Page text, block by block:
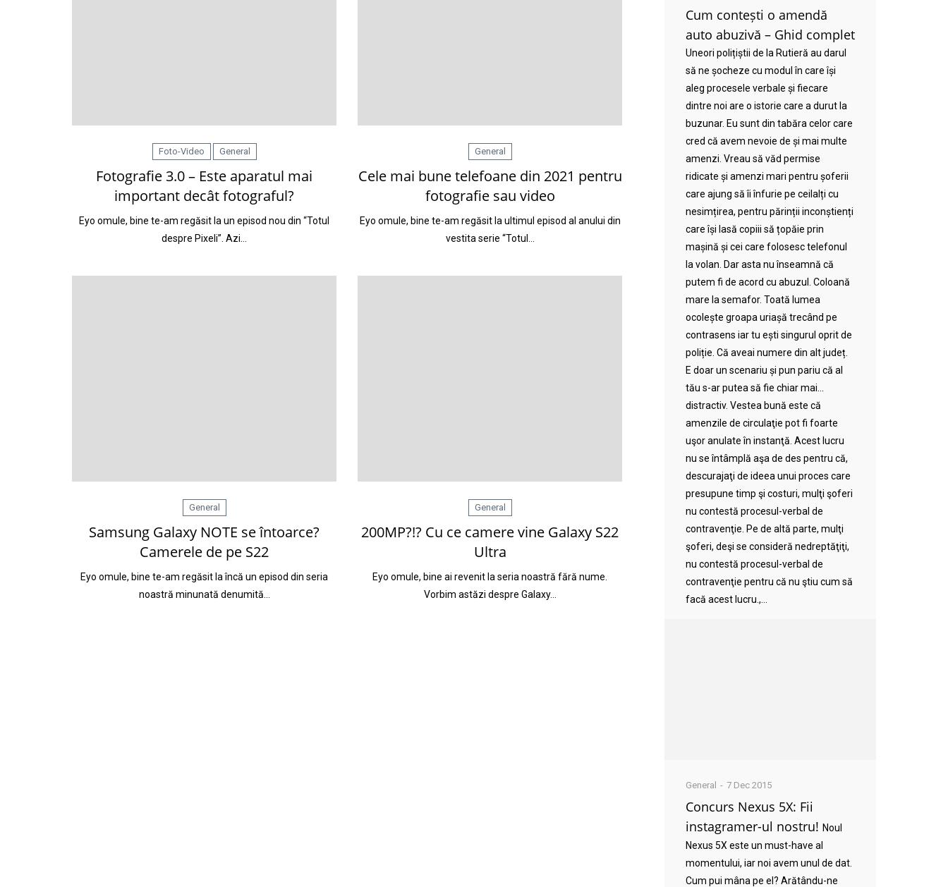
Foto-Video General
Fotografie 3.0 – Este aparatul mai
important decât fotograful?
Eyo omule, bine te-am regăsit la un episod nou din “Totul
despre Pixeli”. Azi…
General
Cele mai bune telefoane din 2021 pentru
fotografie sau video
Eyo omule, bine te-am regăsit la ultimul episod al anului din
vestita serie “Totul…
General
Samsung Galaxy NOTE se întoarce?
Camerele de pe S22
Eyo omule, bine te-am regăsit la încă un episod din seria
noastră minunată denumită…
General
200MP?!? Cu ce camere vine Galaxy S22
Ultra
Eyo omule, bine ai revenit la seria noastră fără nume.
Vorbim astăzi despre Galaxy…
Cum contești o amendă
auto abuzivă – Ghid complet
Uneori polițiștii de la Rutieră au darul
să ne șocheze cu modul în care își
aleg procesele verbale și fiecare
dintre noi are o istorie care a durut la
buzunar. Eu sunt din tabăra celor care
cred că avem nevoie de și mai multe
amenzi. Vreau să văd permise
ridicate și amenzi mari pentru șoferii
care ajung să îi înfurie pe ceilalți cu
nesimțirea, pentru părinții inconștienți
care își lasă copiii să țopăie prin
mașină și cei care folosesc telefonul
la volan. Dar asta nu înseamnă că
putem fi de acord cu abuzul. Coloană
mare la semafor. Toată lumea
ocolește groapa uriașă trecând pe
contrasens iar tu ești singurul oprit de
poliție. Că aveai numere din alt județ.
E doar un scenariu și pun pariu că al
tău s-ar putea să fie chiar mai…
distractiv. Vestea bună este că
amenzile de circulaţie pot fi foarte
uşor anulate în instanţă. Acest lucru
nu se întâmplă aşa de des pentru că,
descurajaţi de ideea unui proces care
presupune timp şi costuri, mulţi şoferi
nu contestă procesul-verbal de
contravenţie. Pe de altă parte, mulţi
şoferi, deşi se consideră nedreptăţiţi,
nu contestă procesul-verbal de
contravenţie pentru că nu ştiu cum să
facă acest lucru.,...
General 7 Dec 2015
Concurs Nexus 5X: Fii
instagramer-ul nostru! Noul
Nexus 5X este un must-have al
momentului, iar noi avem unul de dat.
Cum pui mâna pe el? Arătându-ne